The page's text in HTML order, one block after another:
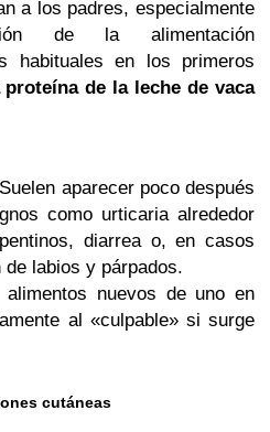
a los padres, especialmente
de la alimentación
habituales en los primeros
de la leche de vaca
Suelen aparecer poco después
como urticaria alrededor
diarrea o, en casos
labios y párpados.
alimentos nuevos de uno en
al «culpable» si surge
cutáneas